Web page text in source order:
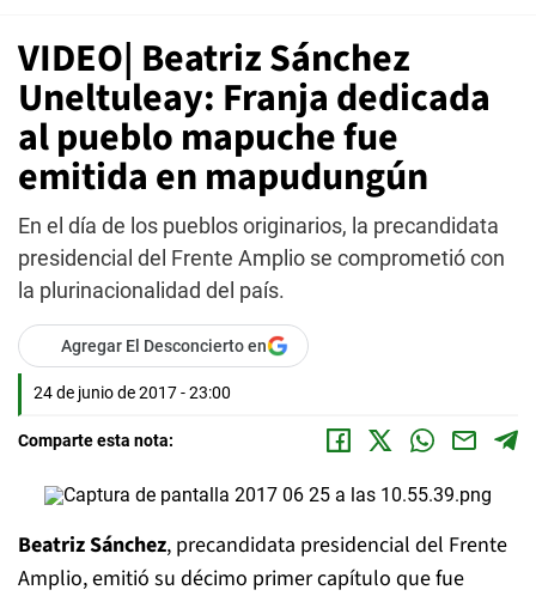
VIDEO| Beatriz Sánchez
Uneltuleay: Franja dedicada
al pueblo mapuche fue
emitida en mapudungún
En el día de los pueblos originarios, la precandidata
presidencial del Frente Amplio se comprometió con
la plurinacionalidad del país.
Agregar El Desconcierto en
24 de junio de 2017 - 23:00
Comparte esta nota:
Beatriz Sánchez, precandidata presidencial del Frente
Amplio, emitió su décimo primer capítulo que fue